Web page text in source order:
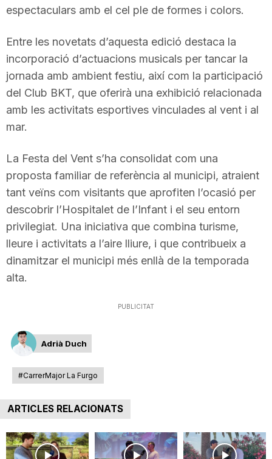
espectaculars amb el cel ple de formes i colors.
Entre les novetats d’aquesta edició destaca la
incorporació d’actuacions musicals per tancar la
jornada amb ambient festiu, així com la participació
del Club BKT, que oferirà una exhibició relacionada
amb les activitats esportives vinculades al vent i al
mar.
La Festa del Vent s’ha consolidat com una
proposta familiar de referència al municipi, atraient
tant veïns com visitants que aprofiten l’ocasió per
descobrir l’Hospitalet de l’Infant i el seu entorn
privilegiat. Una iniciativa que combina turisme,
lleure i activitats a l’aire lliure, i que contribueix a
dinamitzar el municipi més enllà de la temporada
alta.
PUBLICITAT
Adrià Duch
#CarrerMajor La Furgo
ARTICLES RELACIONATS